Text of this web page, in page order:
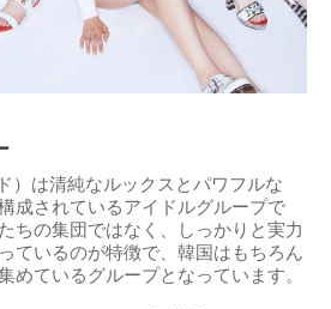
）は清純なルックスとパワフルな
成されているアイドルグループで
ちの集団ではなく、しっかりと実力
ているのが特徴で、韓国はもちろん
めているグループとなっています。